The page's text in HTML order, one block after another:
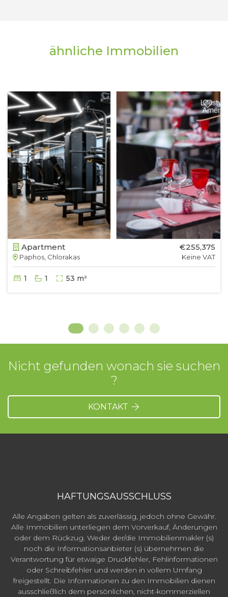
ähnliche Immobilien
Apartment
Paphos, Chlorakas
€255,375
Keine VAT
1 1 53 m²
Nicht gefunden wonach sie suchen
?
KONTAKT
HAFTUNGSAUSSCHLUSS
Alle Angaben gelten als zuverlässig, jedoch ohne Gewähr.
Alle Immobilien unterliegen dem Vorverkauf, Änderungen
oder dem Rückzug. Weder der/die Immobilienmakler (s)
noch die Informationsanbieter (s) übernehmen die
Verantwortung für etwaige Druckfehler, Fehlinformationen
oder Schreibfehler und werden in vollem Umfang
freigestellt. Die Informationen zu den Immobilien dienen
ausschließlich dem persönlichen, nicht-kommerziellen